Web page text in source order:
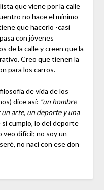
que viene por la calle
no hace el mínimo
que hacerlo -casi
con jóvenes
de la calle y creen que la
Creo que tienen la
para los carros.
de vida de los
dice así: “un hombre
arte, un deporte y una
si cumplo, lo del deporte
veo difícil; no soy un
no nací con ese don